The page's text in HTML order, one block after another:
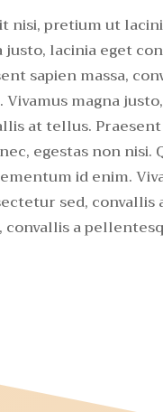
nisi, pretium ut
justo, lacinia eget
sapien massa,
Vivamus magna
at tellus.
egestas non nisi.
id enim.
sed,
convallis a